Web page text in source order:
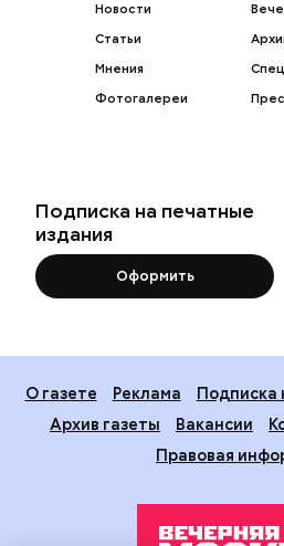
Новости
Статьи
Мнения
Фотогалереи
Подписка на печатные
издания
Оформить
О газете Реклама
Подписка
Архив газеты
Вакансии
Правовая